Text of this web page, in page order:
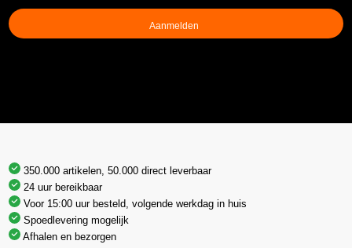
(Vereist)
350.000 artikelen, 50.000 direct leverbaar
24 uur bereikbaar
Voor 15:00 uur besteld, volgende werkdag in huis
Spoedlevering mogelijk
Afhalen en bezorgen